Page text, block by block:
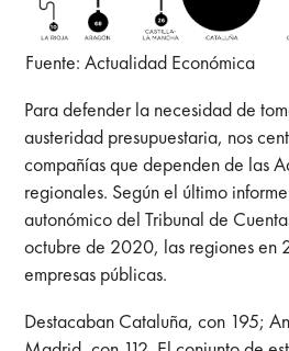
Fuente: Actualidad Económica
Para defender la necesidad de
austeridad presupuestaria, nos
compañías que dependen de las
regionales. Según el último
autonómico del Tribunal de
octubre de 2020, las regiones en
empresas públicas.
Destacaban Cataluña, con 195;